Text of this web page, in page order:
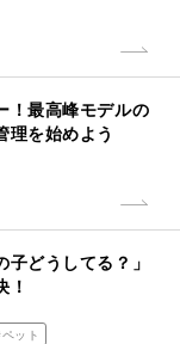
！最高峰モデルの
理を始めよう
どうしてる？」
！
ット